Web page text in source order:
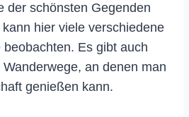
der schönsten Gegenden
hier viele verschiedene
Es gibt auch
an denen man
genießen kann.